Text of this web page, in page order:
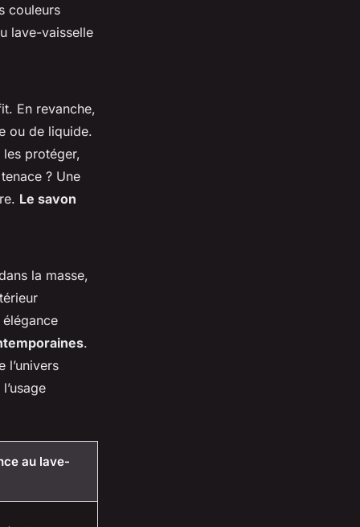
couleurs
lave-vaisselle
En revanche,
ou de liquide.
protéger,
? Une
Le savon
la masse,
.
l’univers
au lave-